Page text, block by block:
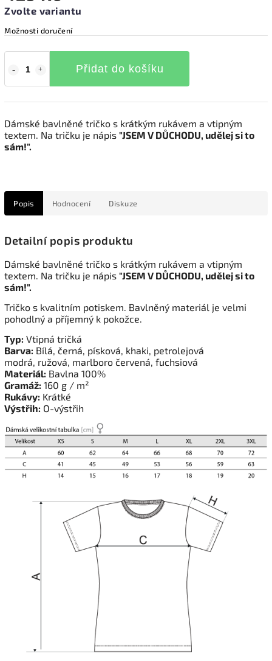
Zvolte variantu
Možnosti doručení
Přidat do košíku
Dámské bavlněné tričko s krátkým rukávem a vtipným
textem. Na tričku je nápis "JSEM V DŮCHODU, udělej si to
sám!".
Popis Hodnocení Diskuze
Detailní popis produktu
Dámské bavlněné tričko s krátkým rukávem a vtipným
textem. Na tričku je nápis "JSEM V DŮCHODU, udělej si to
sám!".
Tričko s kvalitním potiskem. Bavlněný materiál je velmi
pohodlný a příjemný k pokožce.
Typ: Vtipná tričká
Barva: Bílá, černá, písková, khaki, petrolejová
modrá, ružová, marlboro červená, fuchsiová
Materiál: Bavlna 100%
Gramáž: 160 g / m²
Rukávy: Krátké
Výstřih: O-výstřih